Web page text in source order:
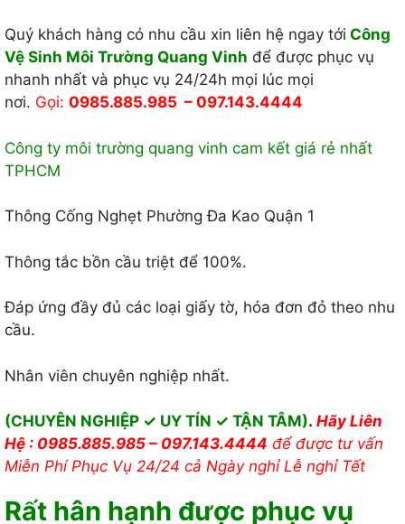
Quý khách hàng có nhu cầu xin liên hệ ngay tới Công
Vệ Sinh Môi Trường Quang Vinh để được phục vụ
nhanh nhất và phục vụ 24/24h mọi lúc mọi
nơi. Gọi: 0985.885.985 – 097.143.4444
Công ty môi trường quang vinh cam kết giá rẻ nhất
TPHCM
Thông Cống Nghẹt Phường Đa Kao Quận 1
Thông tắc bồn cầu triệt để 100%.
Đáp ứng đầy đủ các loại giấy tờ, hóa đơn đỏ theo nhu
cầu.
Nhân viên chuyên nghiệp nhất.
(CHUYÊN NGHIỆP ✓ UY TÍN ✓ TẬN TÂM). Hãy Liên
Hệ : 0985.885.985 – 097.143.4444 để được tư vấn
Miễn Phí Phục Vụ 24/24 cả Ngày nghỉ Lễ nghỉ Tết
Rất hân hạnh được phục vụ